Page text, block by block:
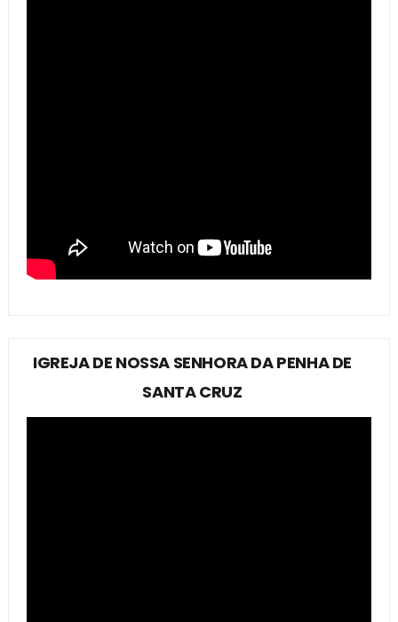
IGREJA DE NOSSA SENHORA DA PENHA DE
SANTA CRUZ